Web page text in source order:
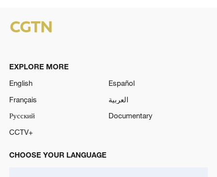
EXPLORE MORE
English
Español
Français
العربية
Русский
Documentary
CCTV+
CHOOSE YOUR LANGUAGE